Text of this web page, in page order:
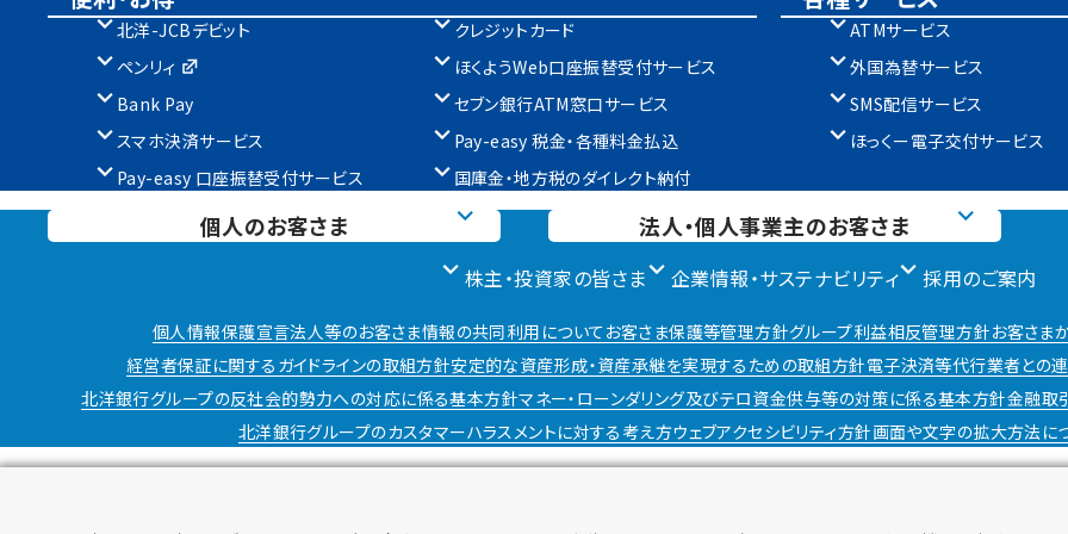
北洋-JCBデビット
クレジットカード
ペンリィ
ほくようWeb口座振替受付サービス
Bank Pay
セブン銀行ATM窓口サービス
スマホ決済サービス
Pay-easy 税金・各種料金払込
Pay-easy 口座振替受付サービス
国庫金・地方税のダイレクト納付
ATMサービス
外国為替サービス
SMS配信サービス
ほっくー電子交付サービス
個人のお客さま 法人・個人事業主のお客さま
株主・投資家の皆さま 企業情報・サステナビリティ 採用のご案内
個人情報保護宣言法人等のお客さま情報の共同利用について お客さま保護等管理方針グループ利益相反管理方針お客さま
経営者保証に関するガイドラインの取組方針安定的な資産形成・資産承継を実現するための取組方針電子決済等代行業者との
北洋銀行グループの反社会的勢力への対応に係る基本方針マネー・ローンダリング及びテロ資金供与等の対策に係る基本方針金融取
北洋銀行グループのカスタマーハラスメントに対する考え方ウェブアクセシビリティ方針画面や文字の拡大方法に